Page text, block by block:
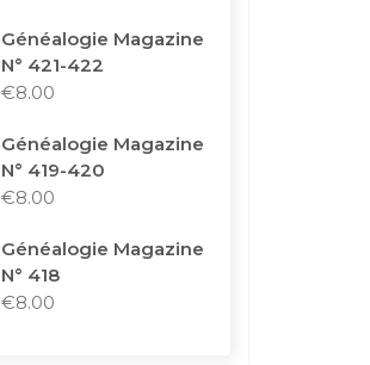
Généalogie Magazine
N° 421-422
€8.00
Généalogie Magazine
N° 419-420
€8.00
Généalogie Magazine
N° 418
€8.00